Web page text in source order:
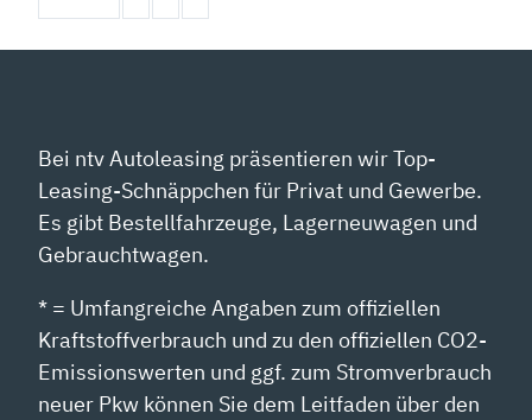
Bei ntv Autoleasing präsentieren wir Top-
Leasing-Schnäppchen für Privat und Gewerbe.
Es gibt Bestellfahrzeuge, Lagerneuwagen und
Gebrauchtwagen.
* = Umfangreiche Angaben zum offiziellen
Kraftstoffverbrauch und zu den offiziellen CO2-
Emissionswerten und ggf. zum Stromverbrauch
neuer Pkw können Sie dem Leitfaden über den